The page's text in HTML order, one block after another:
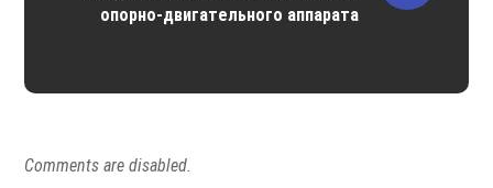
опорно-двигательного аппарата
Comments are disabled.